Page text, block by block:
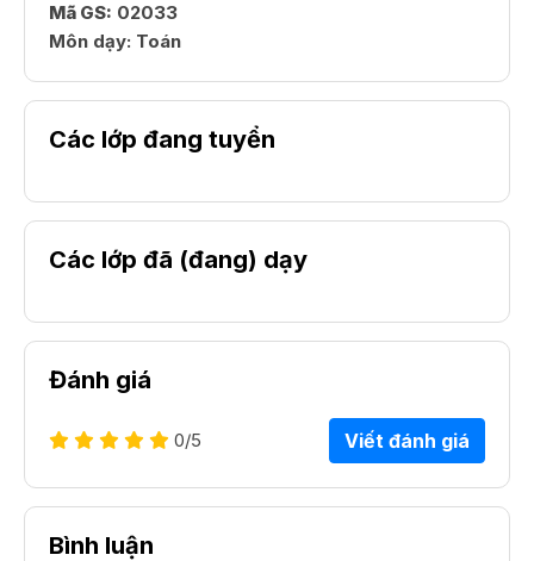
Mã GS: 02033
Môn dạy: Toán
Các lớp đang tuyển
Các lớp đã (đang) dạy
Đánh giá
0/5 Viết đánh giá
Bình luận